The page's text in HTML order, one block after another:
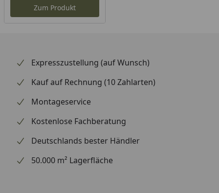
Zum Produkt
Expresszustellung (auf Wunsch)
Kauf auf Rechnung (10 Zahlarten)
Montageservice
Kostenlose Fachberatung
Deutschlands bester Händler
50.000 m² Lagerfläche